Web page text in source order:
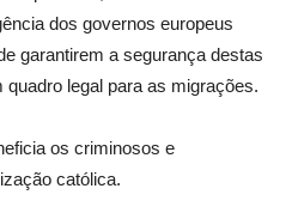
dos governos europeus
garantirem a segurança destas
legal para as migrações.
os criminosos e
católica.